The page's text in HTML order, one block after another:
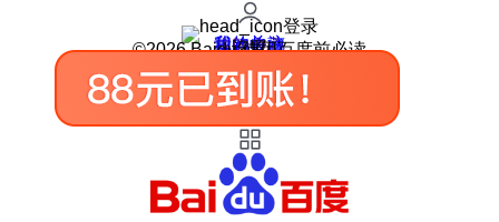
登录
我的关注
我的收藏
皮肤中心
用户反馈
设置
©2026 Baidu 使用百度前必读